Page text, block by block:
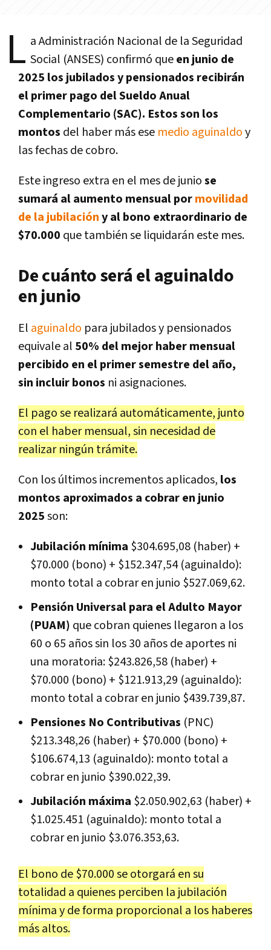
L a Administración Nacional de la Seguridad
Social (ANSES) confirmó queen junio de
2025 los jubilados y pensionados recibirán
el primer pago del Sueldo Anual
Complementario (SAC). Estos son los
montos del haber más ese medio aguinaldoy
las fechas de cobro.
Este ingreso extra en el mes de juniose
sumará al aumento mensual pormovilidad
de la jubilacióny al bono extraordinario de
$70.000 que también se liquidarán este mes.
De cuánto será el aguinaldo
en junio
El aguinaldo para jubilados y pensionados
equivale al 50% del mejor haber mensual
percibido en el primer semestre del año,
sin incluir bonos ni asignaciones.
El pago se realizará automáticamente, junto
con el haber mensual, sin necesidad de
realizar ningún trámite.
Con los últimos incrementos aplicados, los
montos aproximados a cobrar en junio
2025son:
Jubilación mínima $304.695,08 (haber) +
$70.000 (bono) + $152.347,54 (aguinaldo):
monto total a cobrar en junio $527.069,62.
Pensión Universal para el Adulto Mayor
(PUAM) que cobran quienes llegaron a los
60 o 65 años sin los 30 años de aportes ni
una moratoria: $243.826,58 (haber) +
$70.000 (bono) + $121.913,29 (aguinaldo):
monto total a cobrar en junio $439.739,87.
Pensiones No Contributivas (PNC)
$213.348,26 (haber) + $70.000 (bono) +
$106.674,13 (aguinaldo): monto total a
cobrar en junio $390.022,39.
Jubilación máxima $2.050.902,63 (haber) +
$1.025.451 (aguinaldo): monto total a
cobrar en junio $3.076.353,63.
El bono de $70.000 se otorgará en su
totalidad a quienes perciben la jubilación
mínima y de forma proporcional a los haberes
más altos.